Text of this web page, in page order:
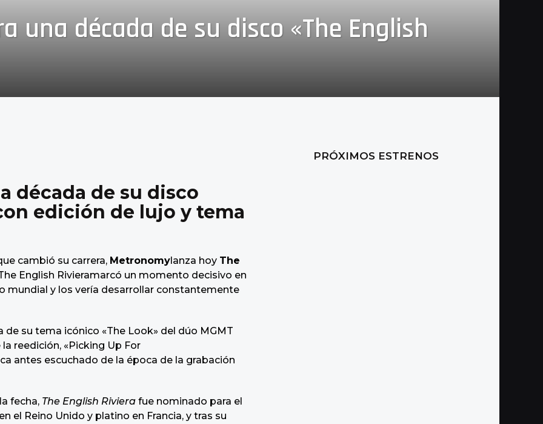
una década de su disco «The English
década de su disco
edición de lujo y tema
cambió su carrera, Metronomylanza hoy The
English Rivieramarcó un momento decisivo en
mundial y los vería desarrollar constantemente
su tema icónico «The Look» del dúo MGMT
reedición, «Picking Up For
antes escuchado de la época de la grabación
fecha, The English Riviera fue nominado para el
el Reino Unido y platino en Francia, y tras su
PRÓXIMOS ESTRENOS